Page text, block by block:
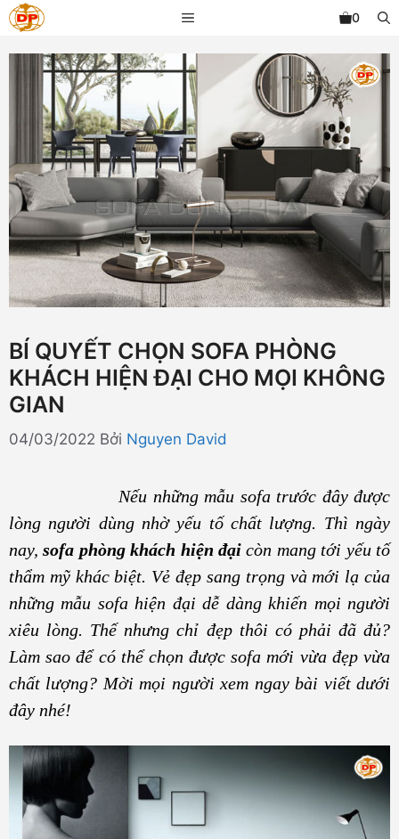
Chuyển
đến
nội
MENU 0
BÍ QUYẾT CHỌN SOFA PHÒNG
KHÁCH HIỆN ĐẠI CHO MỌI KHÔNG
GIAN
04/03/2022 Bởi Nguyen David
Nếu những mẫu sofa trước đây được
lòng người dùng nhờ yếu tố chất lượng. Thì ngày
nay,sofa phòng khách hiện đại còn mang tới yếu tố
thẩm mỹ khác biệt. Vẻ đẹp sang trọng và mới lạ của
những mẫu sofa hiện đại dễ dàng khiến mọi người
xiêu lòng. Thế nhưng chỉ đẹp thôi có phải đã đủ?
Làm sao để có thể chọn được sofa mới vừa đẹp vừa
chất lượng? Mời mọi người xem ngay bài viết dưới
đây nhé!